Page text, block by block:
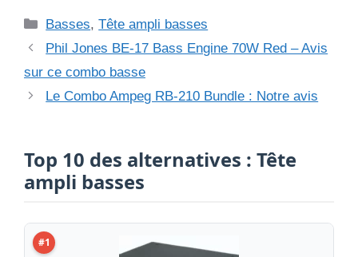
Catégories
Basses,Tête ampli basses
Phil Jones BE-17 Bass Engine 70W Red – Avis
sur ce combo basse
Le Combo Ampeg RB-210 Bundle : Notre avis
Top 10 des alternatives : Tête
ampli basses
#1